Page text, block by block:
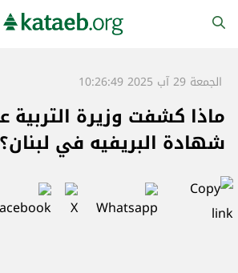
الجمعة 29 آب 2025 10:26:49
ماذا كشفت وزيرة التربية
شهادة البريفيه في لبنان؟